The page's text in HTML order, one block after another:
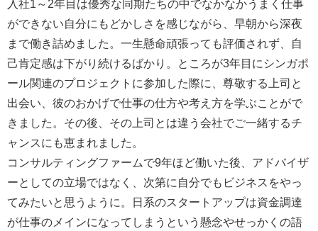
入社1～2年目は優秀な同期たちの中でなかなかうまく仕事
ができない自分にもどかしさを感じながら、早朝から深夜
まで働き詰めました。一生懸命頑張っても評価されず、自
己肯定感は下がり続けるばかり。ところが3年目にシンガポ
ール関連のプロジェクトに参加した際に、尊敬する上司と
出会い、彼のおかげで仕事の仕方や考え方を学ぶことがで
きました。その後、その上司とは違う会社でご一緒するチ
ャンスにも恵まれました。
コンサルティングファームで9年ほど働いた後、アドバイザ
ーとしての立場ではなく、次第に自分でもビジネスをやっ
てみたいと思うように。日系のスタートアップは資金調達
が仕事のメインになってしまうという懸念やせっかくの語